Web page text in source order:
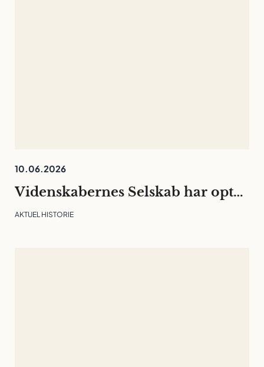
10.06.2026
Videnskabernes Selskab har optaget 30 nye medlemmer
AKTUEL HISTORIE